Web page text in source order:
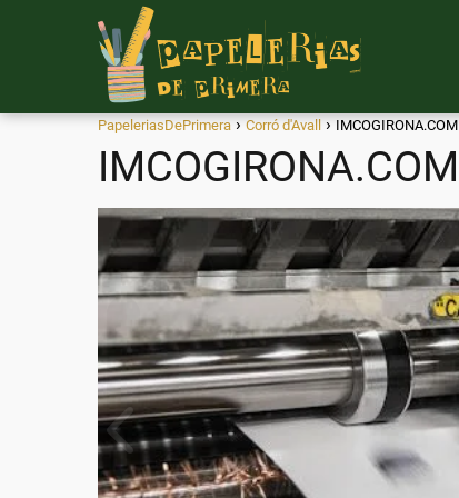
PapeleriasDePrimera Corró d'Avall IMCOGIRONA.COM
IMCOGIRONA.COM